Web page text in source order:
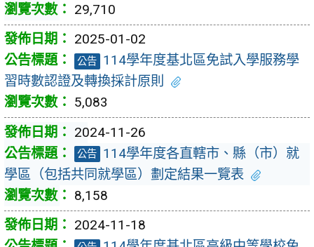
29,710
2025-01-02
公告 114學年度基北區免試入學服務學
習時數認證及轉換採計原則
5,083
2024-11-26
公告 114學年度各直轄市、縣（市）就
學區（包括共同就學區）劃定結果一覽表
8,158
2024-11-18